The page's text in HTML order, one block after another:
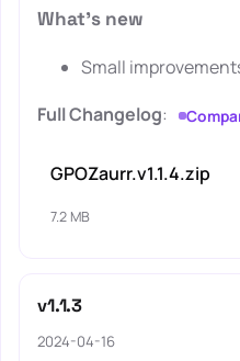
What's new
Small
Full Changelog:
GPOZaurr.v1.1.4.zip
7.2 MB
v1.1.3
2024-04-16